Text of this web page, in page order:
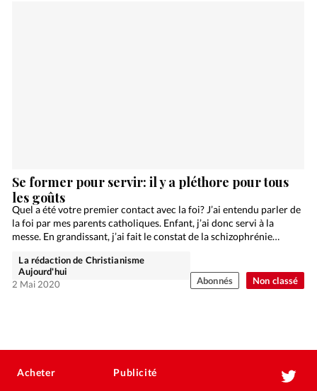
Non classé
Se former pour servir: il y a pléthore pour tous
les goûts
Quel a été votre premier contact avec la foi? J’ai entendu parler de
la foi par mes parents catholiques. Enfant, j’ai donc servi à la
messe. En grandissant, j’ai fait le constat de la schizophrénie…
La rédaction de Christianisme
Aujourd'hui
2 Mai 2020
Abonnés
Acheter Publicité